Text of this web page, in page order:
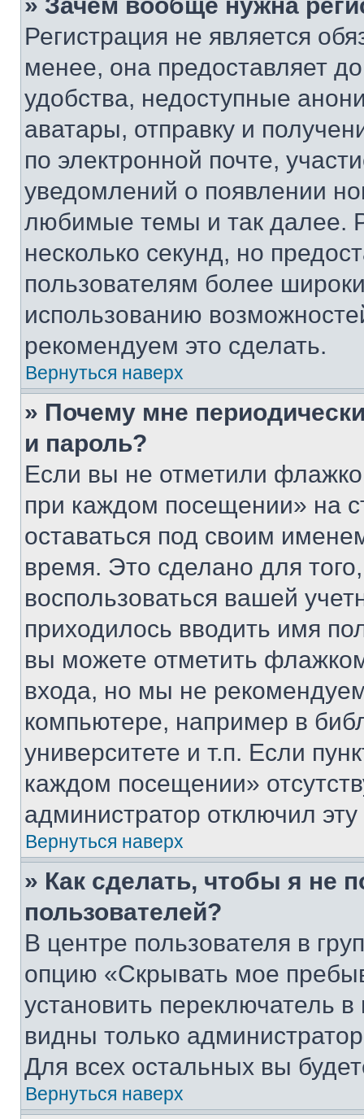
Регистрация не является
менее, она предоставляет
удобства, недоступные
аватары, отправку и
по электронной почте,
уведомлений о появлении
любимые темы и так далее.
несколько секунд, но
пользователям более
использованию
рекомендуем это сделать.
Вернуться наверх
» Почему мне
и пароль?
Если вы не отметили
при каждом посещении» на
оставаться под своим
время. Это сделано для
воспользоваться вашей
приходилось вводить имя
вы можете отметить
входа, но мы не
компьютере, например в
университете и т.п. Если
каждом посещении»
администратор отключил
Вернуться наверх
» Как сделать, чтобы я не
пользователей?
В центре пользователя в
опцию «Скрывать мое
установить переключатель
видны только
Для всех остальных вы
Вернуться наверх